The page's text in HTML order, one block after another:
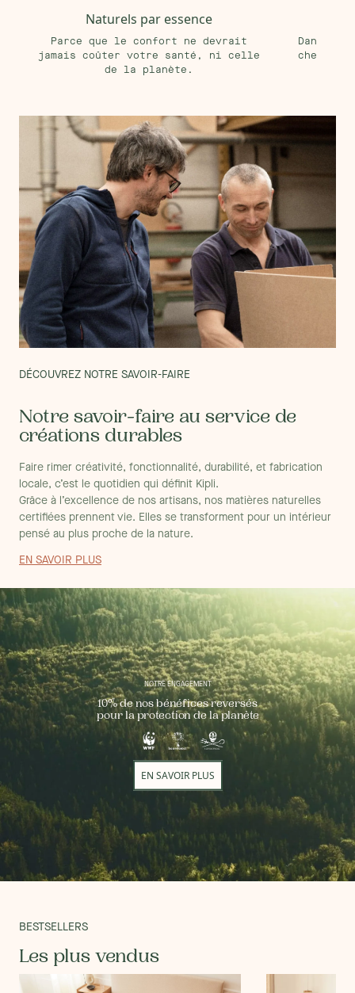
Naturels par essence
Parce que le confort ne devrait
jamais coûter votre santé, ni celle
de la planète.
Dans
chez nos
DÉCOUVREZ NOTRE SAVOIR-FAIRE
Notre savoir-faire au service de
créations durables
Faire rimer créativité, fonctionnalité, durabilité, et fabrication
locale, c’est le quotidien qui définit Kipli.
Grâce à l’excellence de nos artisans, nos matières naturelles
certifiées prennent vie. Elles se transforment pour un intérieur
pensé au plus proche de la nature.
EN SAVOIR PLUS
NOTRE ENGAGEMENT
10% de nos bénéfices reversés
pour la protection de la planète
EN SAVOIR PLUS
BESTSELLERS
Les plus vendus